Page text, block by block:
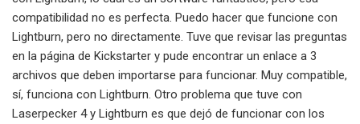
compatibilidad no es perfecta. Puedo hacer que funcione con
Lightburn, pero no directamente. Tuve que revisar las preguntas
en la página de Kickstarter y pude encontrar un enlace a 3
archivos que deben importarse para funcionar. Muy compatible,
sí, funciona con Lightburn. Otro problema que tuve con
Laserpecker 4 y Lightburn es que dejó de funcionar con los